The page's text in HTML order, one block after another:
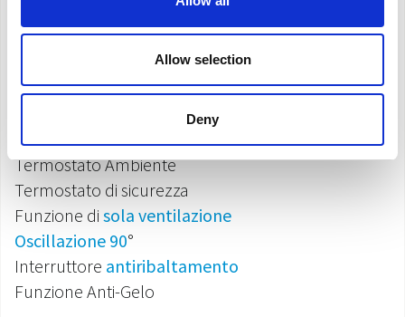
Allow selection
Deny
max: 2000 W
Resistenza Ceramica
Display touch LCD
Termostato Ambiente
Termostato di sicurezza
Funzione di sola ventilazione
Oscillazione 90°
Interruttore antiribaltamento
Funzione Anti-Gelo